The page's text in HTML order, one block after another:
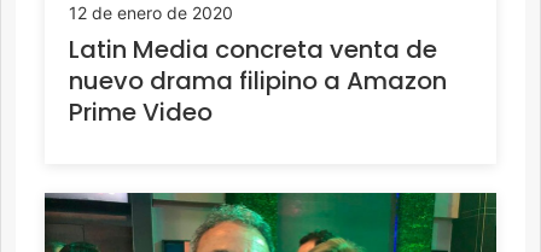
12 de enero de 2020
Latin Media concreta venta de
nuevo drama filipino a Amazon
Prime Video